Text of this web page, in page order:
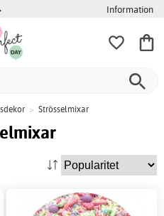
Information
> Strösselmixar